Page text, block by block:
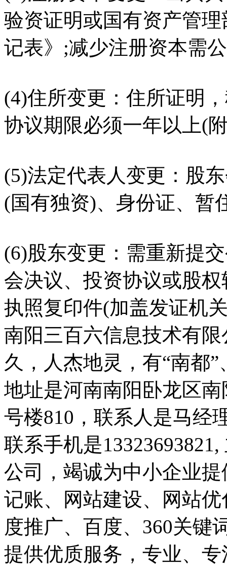
验资证明或国有资产管
记表》;减少注册资本需
(4)住所变更：住所证明
协议期限必须一年以上(
(5)法定代表人变更：股
(国有独资)、身份证、暂
(6)股东变更：需重新提
会决议、投资协议或股
执照复印件(加盖发证机
南阳三百六信息技术有
久，人杰地灵，有“南都
地址是河南南阳卧龙区
号楼810，联系人是马经
联系手机是
公司，竭诚为中小企业
记账、网站建设、网站
度推广、百度、360关键
提供优质服务，专业、